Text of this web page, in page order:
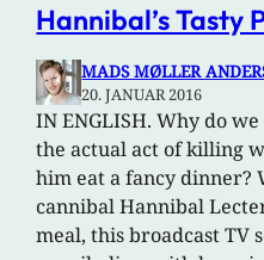
Hannibal’s Tasty
MADS MØLLER
20. JANUAR 2016
IN ENGLISH. Why do
the actual act of killing
him eat a fancy dinner?
cannibal Hannibal
meal, this broadcast TV